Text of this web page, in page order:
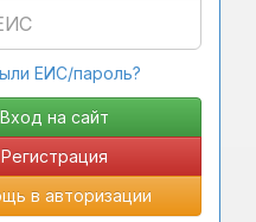
ЕИС/пароль?
Регистрация
в авторизации